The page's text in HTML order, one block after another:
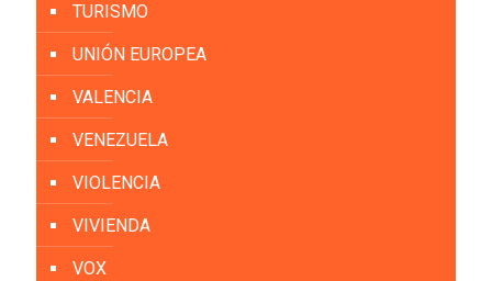
TURISMO
UNIÓN EUROPEA
VALENCIA
VENEZUELA
VIOLENCIA
VIVIENDA
VOX